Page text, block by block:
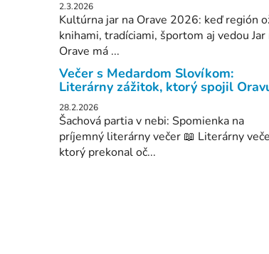
2.3.2026
Kultúrna jar na Orave 2026: keď región
knihami, tradíciami, športom aj vedou Jar
Orave má ...
Večer s Medardom Slovíkom:
Literárny zážitok, ktorý spojil
28.2.2026
Šachová partia v nebi: Spomienka na
príjemný literárny večer 📖 Literárny
ktorý prekonal oč...